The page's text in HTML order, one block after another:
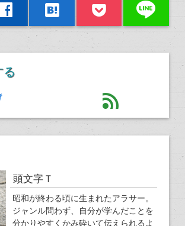
hatenabookmark line
る
feed
頭文字Ｔ
昭和が終わる頃に生まれたアラサー。
ジャンル問わず、自分が学んだことを
分かりやすくかみ砕いて伝えられるよ